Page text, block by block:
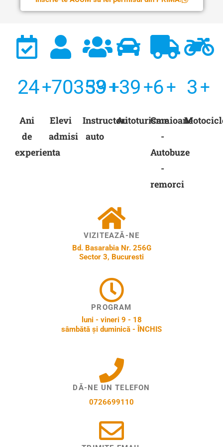
24+
Ani
de
experienta
71352+
Elevi
admisi
40+
Instructori
auto
40+
Autoturisme
7+
Camioane
-
Autobuze
-
remorci
4+
VIZITEAZĂ-NE
Bd. Basarabia Nr. 256G
Sector 3, Bucuresti
PROGRAM
luni - vineri 9 - 18
sâmbătă și duminică - ÎNCHIS
DĂ-NE UN TELEFON
0726699110